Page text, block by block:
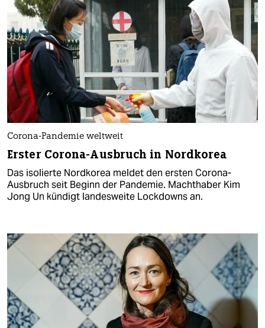
Corona-Pandemie weltweit
Erster Corona-Ausbruch in Nordkorea
Das isolierte Nordkorea meldet den ersten Corona-
Ausbruch seit Beginn der Pandemie. Machthaber Kim
Jong Un kündigt landesweite Lockdowns an.